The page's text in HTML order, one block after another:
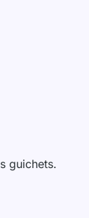
guichets.